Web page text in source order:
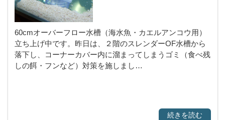
60cmオーバーフロー水槽（海水魚・カエルアンコウ用）
立ち上げ中です。昨日は、２階のスレンダーOF水槽から
落下し、コーナーカバー内に溜まってしまうゴミ（食べ残
しの餌・フンなど）対策を施しまし…
続きを読む